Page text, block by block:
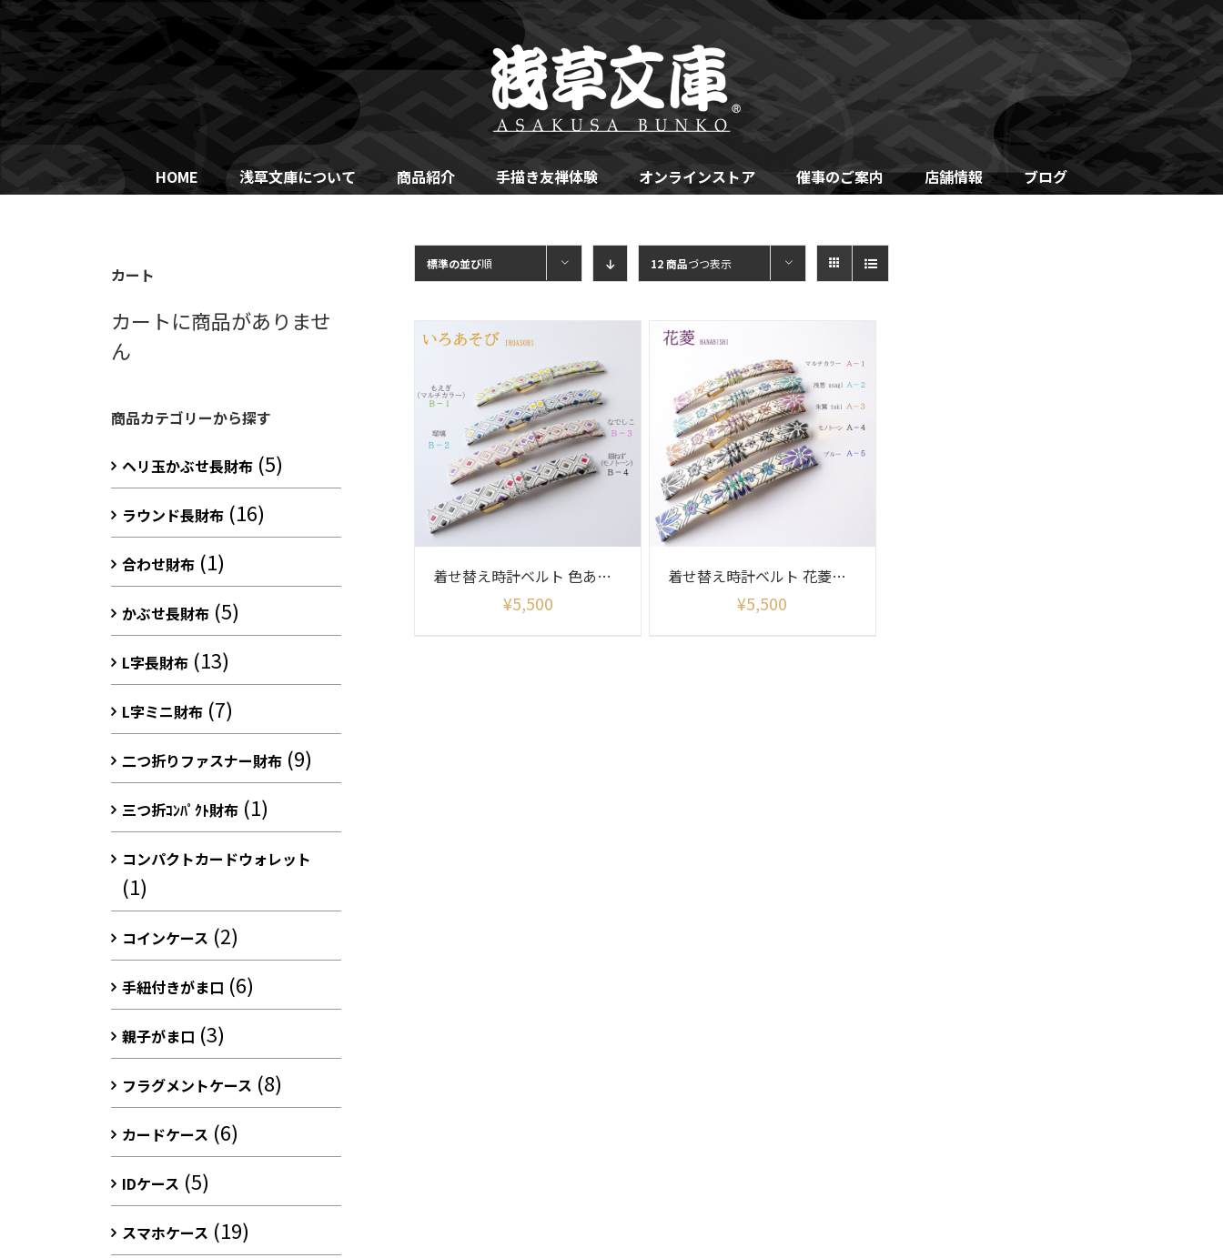
Skip
to
content
HOME 浅草文庫について 商品紹介 手描き友禅体験 オンラインストア 催事のご案内 店舗情報 ブログ
標準の並び順 12 商品づつ表示
着せ替え時計ベルト 色あそび柄(ベルトのみ)
¥5,500
着せ替え時計ベルト 花菱柄(ベルトのみ)
¥5,500
カート
カートに商品がありませ
ん
商品カテゴリーから探す
ヘリ玉かぶせ長財布 (5)
ラウンド長財布 (16)
合わせ財布 (1)
かぶせ長財布 (5)
L字長財布 (13)
L字ミニ財布 (7)
二つ折りファスナー財布 (9)
三つ折ｺﾝﾊﾟｸﾄ財布 (1)
コンパクトカードウォレット
(1)
コインケース (2)
手紐付きがま口 (6)
親子がま口 (3)
フラグメントケース (8)
カードケース (6)
IDケース (5)
スマホケース (19)